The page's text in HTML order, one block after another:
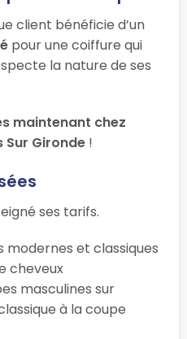
client bénéficie d’un
pour une coiffure qui
la nature de ses
maintenant chez
Sur Gironde !
ses tarifs.
modernes et classiques
cheveux
masculines sur
à la coupe